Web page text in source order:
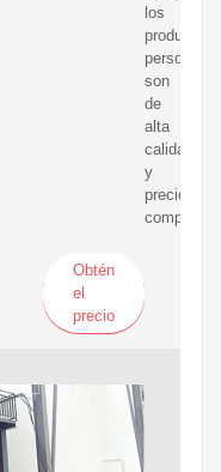
los
productos
son
de
alta
calidad
y
precio
Obtén
el
precio